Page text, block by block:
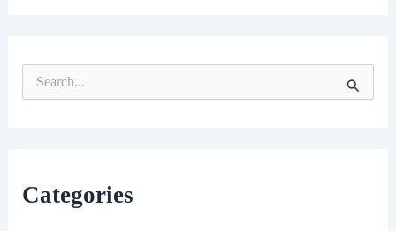
o
Categories